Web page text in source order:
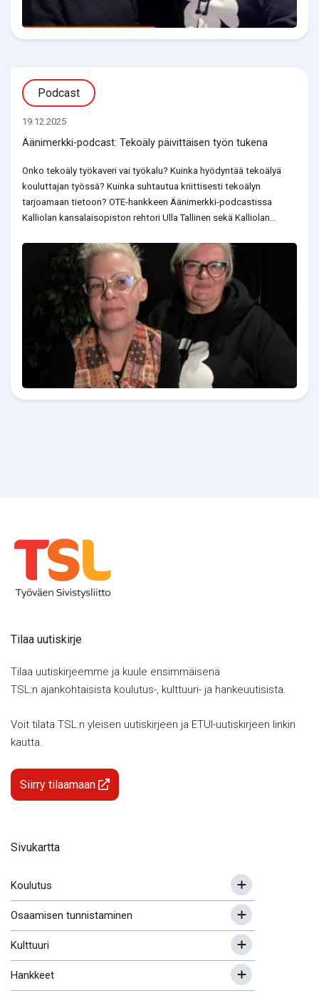
Podcast
19.12.2025
Äänimerkki-podcast: Tekoäly päivittäisen työn tukena
Onko tekoäly työkaveri vai työkalu? Kuinka hyödyntää tekoälyä
kouluttajan työssä? Kuinka suhtautua kriittisesti tekoälyn
tarjoamaan tietoon? OTE-hankkeen Äänimerkki-podcastissa
Kalliolan kansalaisopiston rehtori Ulla Tallinen sekä Kalliolan...
Tilaa uutiskirje
Tilaa uutiskirjeemme ja kuule ensimmäisenä
TSL:n ajankohtaisista koulutus-, kulttuuri- ja hankeuutisista.
Voit tilata TSL:n yleisen uutiskirjeen ja ETUI-uutiskirjeen linkin
kautta.
Siirry tilaamaan
Sivukartta
Koulutus
Osaamisen tunnistaminen
Kulttuuri
Hankkeet